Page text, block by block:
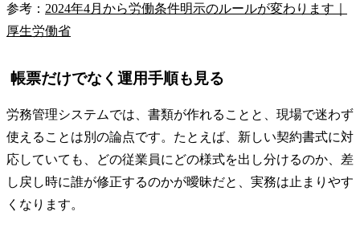
参考： 2024年4月から労働条件明示のルールが変わります｜
厚生労働省
帳票だけでなく運用手順も見る
労務管理システムでは、書類が作れることと、現場で迷わず
使えることは別の論点です。たとえば、新しい契約書式に対
応していても、どの従業員にどの様式を出し分けるのか、差
し戻し時に誰が修正するのかが曖昧だと、実務は止まりやす
くなります。